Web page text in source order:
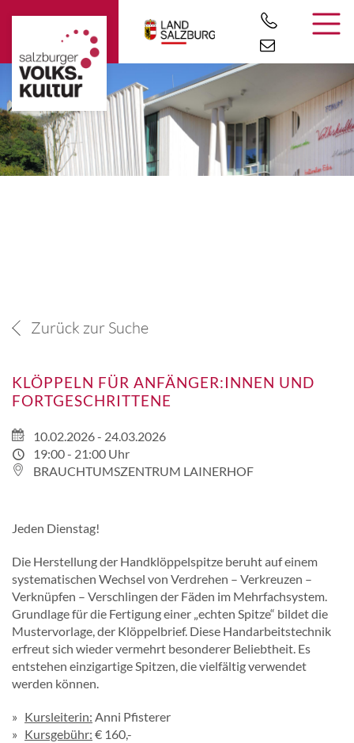
Zurück zur Suche
KLÖPPELN FÜR ANFÄNGER:INNEN UND
FORTGESCHRITTENE
10.02.2026 - 24.03.2026
19:00 - 21:00 Uhr
BRAUCHTUMSZENTRUM LAINERHOF
Jeden Dienstag!
Die Herstellung der Handklöppelspitze beruht auf einem
systematischen Wechsel von Verdrehen – Verkreuzen –
Verknüpfen – Verschlingen der Fäden im Mehrfachsystem.
Grundlage für die Fertigung einer „echten Spitze“ bildet die
Mustervorlage, der Klöppelbrief. Diese Handarbeitstechnik
erfreut sich wieder vermehrt besonderer Beliebtheit. Es
entstehen einzigartige Spitzen, die vielfältig verwendet
werden können.
Kursleiterin: Anni Pfisterer
Kursgebühr: € 160,-